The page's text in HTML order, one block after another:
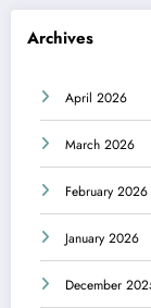
Archives
April 2026
March 2026
February 2026
January 2026
December